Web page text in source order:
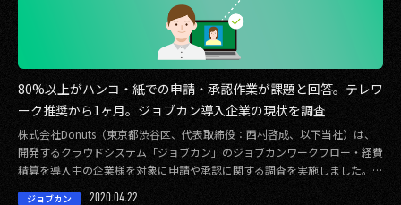
出版メディア
美少女図鑑
イベント
タテドラ
その他事業
PRIVACY POLICY
80%以上がハンコ・紙での申請・承認作業が課題と回答。テレワ
ーク推奨から1ヶ月。ジョブカン導入企業の現状を調査
株式会社Donuts（東京都渋谷区、代表取締役：西村啓成、以下当社）は、
開発するクラウドシステム「ジョブカン」のジョブカンワークフロー・経費
精算を導入中の企業様を対象に申請や承認に関する調査を実施しました。約
ジョブカン 2020.04.22